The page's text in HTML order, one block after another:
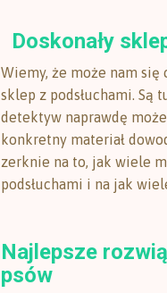
Doskonały
Wiemy, że może nam się
sklep z podsłuchami. Są
detektyw naprawdę
konkretny materiał
zerknie na to, jak wiele
podsłuchami i na jak
Najlepsze
psów